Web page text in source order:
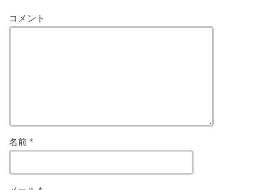
コメント
名前 *